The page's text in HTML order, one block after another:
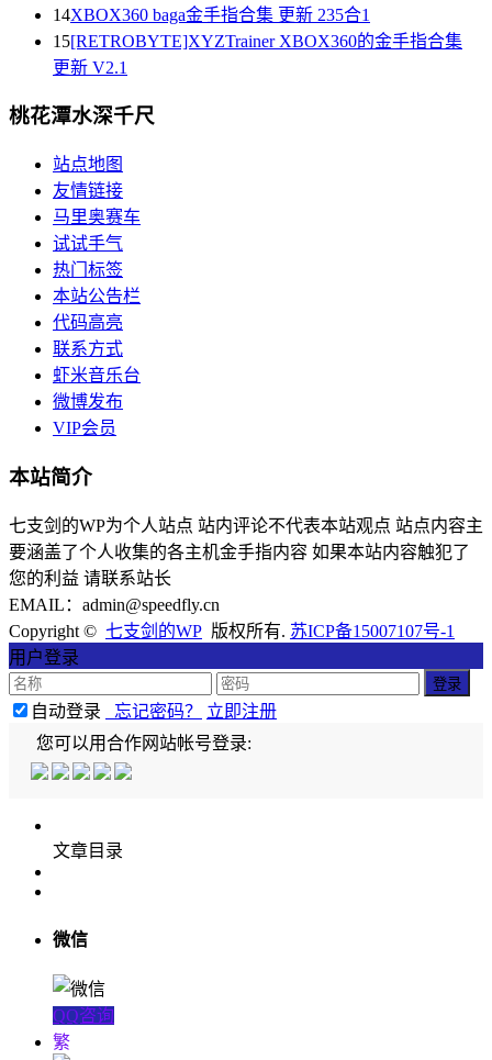
14XBOX360 baga金手指合集 更新 235合1
15[RETROBYTE]XYZTrainer XBOX360的金手指合集
更新 V2.1
桃花潭水深千尺
站点地图
友情链接
马里奥赛车
试试手气
热门标签
本站公告栏
代码高亮
联系方式
虾米音乐台
微博发布
VIP会员
本站简介
七支剑的WP为个人站点 站内评论不代表本站观点 站点内容主
要涵盖了个人收集的各主机金手指内容 如果本站内容触犯了
您的利益 请联系站长
EMAIL：admin@speedfly.cn
Copyright © 七支剑的WP 版权所有. 苏ICP备15007107号-1
用户登录
自动登录 忘记密码？
立即注册
您可以用合作网站帐号登录:
文章目录
微信
QQ咨询
繁